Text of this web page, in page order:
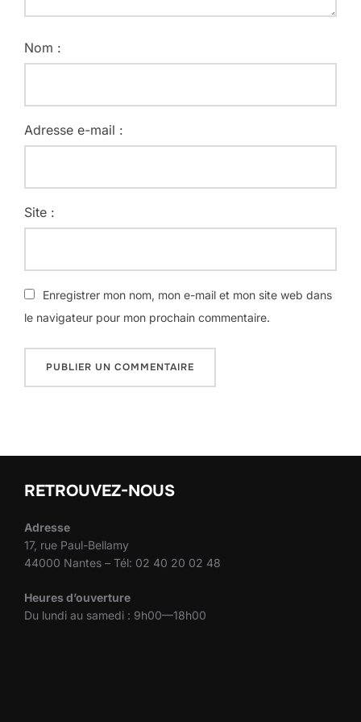
Nom :
Adresse e-mail :
Site :
Enregistrer mon nom, mon e-mail et mon site web dans
le navigateur pour mon prochain commentaire.
RETROUVEZ-NOUS
Adresse
17, rue Paul-Bellamy
44000 Nantes – Tél: 02 40 20 02 48
Heures d’ouverture
Du lundi au samedi : 9h00—18h00